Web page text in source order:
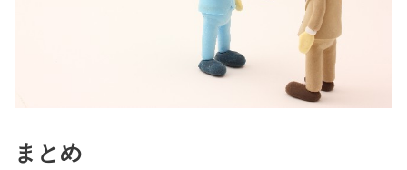
まとめ